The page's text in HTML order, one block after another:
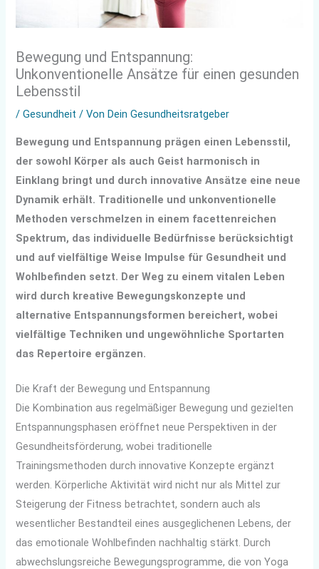
Bewegung und Entspannung:
Unkonventionelle Ansätze für einen gesunden
Lebensstil
/Gesundheit / VonDein Gesundheitsratgeber
Bewegung und Entspannung prägen einen Lebensstil,
der sowohl Körper als auch Geist harmonisch in
Einklang bringt und durch innovative Ansätze eine neue
Dynamik erhält. Traditionelle und unkonventionelle
Methoden verschmelzen in einem facettenreichen
Spektrum, das individuelle Bedürfnisse berücksichtigt
und auf vielfältige Weise Impulse für Gesundheit und
Wohlbefinden setzt. Der Weg zu einem vitalen Leben
wird durch kreative Bewegungskonzepte und
alternative Entspannungsformen bereichert, wobei
vielfältige Techniken und ungewöhnliche Sportarten
das Repertoire ergänzen.
Die Kraft der Bewegung und Entspannung
Die Kombination aus regelmäßiger Bewegung und gezielten
Entspannungsphasen eröffnet neue Perspektiven in der
Gesundheitsförderung, wobei traditionelle
Trainingsmethoden durch innovative Konzepte ergänzt
werden. Körperliche Aktivität wird nicht nur als Mittel zur
Steigerung der Fitness betrachtet, sondern auch als
wesentlicher Bestandteil eines ausgeglichenen Lebens, der
das emotionale Wohlbefinden nachhaltig stärkt. Durch
abwechslungsreiche Bewegungsprogramme, die von Yoga